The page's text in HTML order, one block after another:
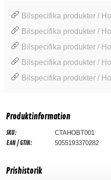
Bilspecifika produkter /
Bilspecifika produkter /
Bilspecifika produkter /
Bilspecifika produkter /
Bilspecifika produkter /
Produktinformation
SKU: CTAHOBT001
EAN / GTIN: 5055193370282
Prishistorik